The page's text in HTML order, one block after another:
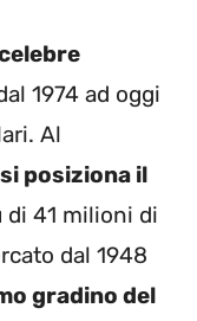
1974 ad oggi
Al
posiziona il
di 41 milioni di
dal 1948
gradino del